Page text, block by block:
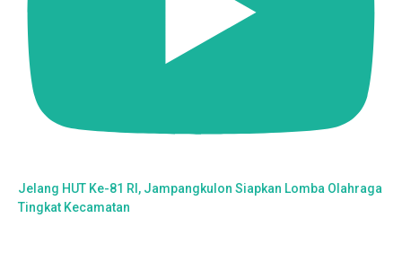
Jelang HUT Ke-81 RI, Jampangkulon Siapkan Lomba Olahraga
Tingkat Kecamatan